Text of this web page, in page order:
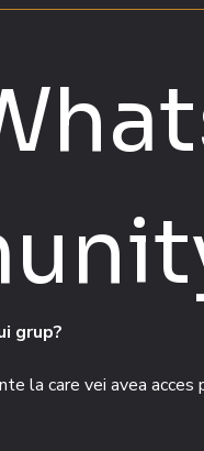
grup?
la care vei avea